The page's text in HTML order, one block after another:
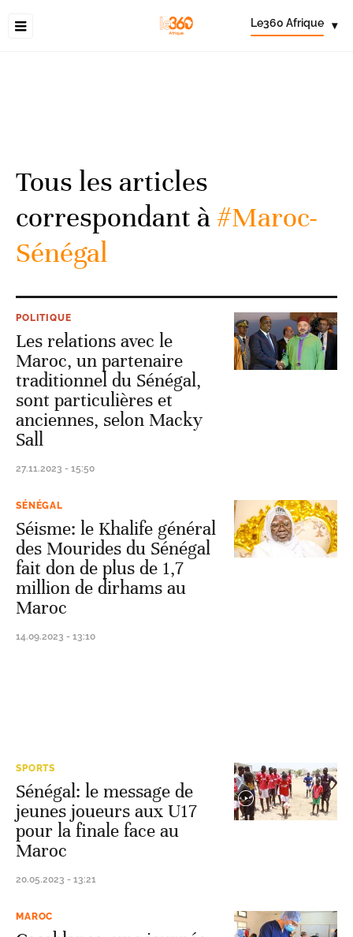
Le360 Afrique ▾
Tous les articles
correspondant à#Maroc-
Sénégal
POLITIQUE
Les relations avec le
Maroc, un partenaire
traditionnel du Sénégal,
sont particulières et
anciennes, selon Macky
Sall
27.11.2023 - 15:50
SÉNÉGAL
Séisme: le Khalife général
des Mourides du Sénégal
fait don de plus de 1,7
million de dirhams au
Maroc
14.09.2023 - 13:10
SPORTS
Sénégal: le message de
jeunes joueurs aux U17
pour la finale face au
Maroc
20.05.2023 - 13:21
MAROC